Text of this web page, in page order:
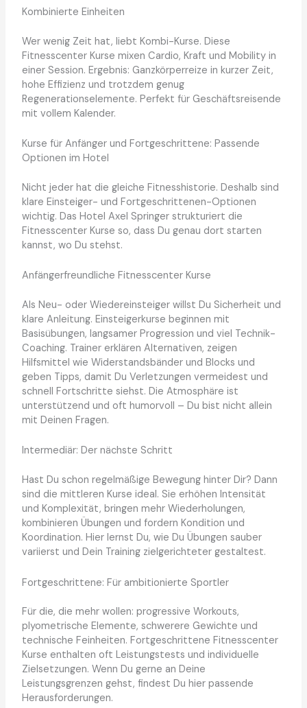
Kombinierte Einheiten
Wer wenig Zeit hat, liebt Kombi-Kurse. Diese
Fitnesscenter Kurse mixen Cardio, Kraft und Mobility in
einer Session. Ergebnis: Ganzkörperreize in kurzer Zeit,
hohe Effizienz und trotzdem genug
Regenerationselemente. Perfekt für Geschäftsreisende
mit vollem Kalender.
Kurse für Anfänger und Fortgeschrittene: Passende
Optionen im Hotel
Nicht jeder hat die gleiche Fitnesshistorie. Deshalb sind
klare Einsteiger- und Fortgeschrittenen-Optionen
wichtig. Das Hotel Axel Springer strukturiert die
Fitnesscenter Kurse so, dass Du genau dort starten
kannst, wo Du stehst.
Anfängerfreundliche Fitnesscenter Kurse
Als Neu- oder Wiedereinsteiger willst Du Sicherheit und
klare Anleitung. Einsteigerkurse beginnen mit
Basisübungen, langsamer Progression und viel Technik-
Coaching. Trainer erklären Alternativen, zeigen
Hilfsmittel wie Widerstandsbänder und Blocks und
geben Tipps, damit Du Verletzungen vermeidest und
schnell Fortschritte siehst. Die Atmosphäre ist
unterstützend und oft humorvoll – Du bist nicht allein
mit Deinen Fragen.
Intermediär: Der nächste Schritt
Hast Du schon regelmäßige Bewegung hinter Dir? Dann
sind die mittleren Kurse ideal. Sie erhöhen Intensität
und Komplexität, bringen mehr Wiederholungen,
kombinieren Übungen und fordern Kondition und
Koordination. Hier lernst Du, wie Du Übungen sauber
variierst und Dein Training zielgerichteter gestaltest.
Fortgeschrittene: Für ambitionierte Sportler
Für die, die mehr wollen: progressive Workouts,
plyometrische Elemente, schwerere Gewichte und
technische Feinheiten. Fortgeschrittene Fitnesscenter
Kurse enthalten oft Leistungstests und individuelle
Zielsetzungen. Wenn Du gerne an Deine
Leistungsgrenzen gehst, findest Du hier passende
Herausforderungen.